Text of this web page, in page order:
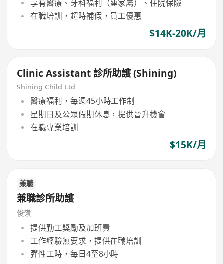
享有醫療、牙科福利（連家屬）、住院保險
在職培訓，超時補假，員工優惠
$14K-20K/月
Clinic Assistant 診所助護 (Shining)
Shining Child Ltd
醫療福利，每週45小時工作制
星期日及公眾假期休息，提供晉升機會
在職專業培訓
$15K/月
兼職
兼職診所助護
俊嶺
提供勤工獎勵及加班費
工作經驗無要求，提供在職培訓
彈性工時，每日4至8小時